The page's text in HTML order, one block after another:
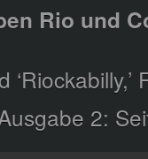
Rio und
‘Riockabilly,’
2: